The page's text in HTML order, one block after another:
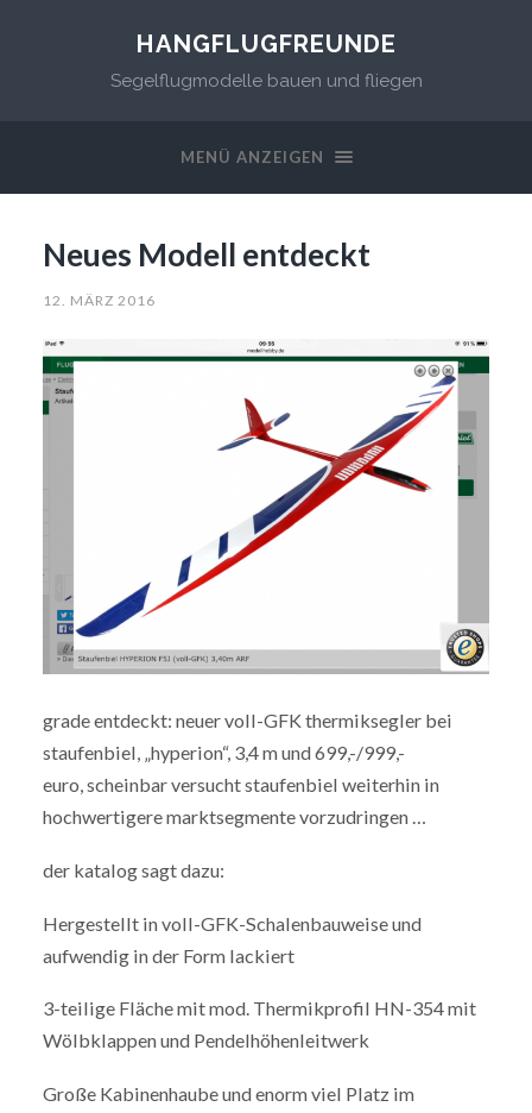
HANGFLUGFREUNDE
Segelflugmodelle bauen und fliegen
MENÜ ANZEIGEN
Neues Modell entdeckt
12. MÄRZ 2016
grade entdeckt: neuer voll-GFK thermiksegler bei
staufenbiel, „hyperion“, 3,4 m und 699,-/999,-
euro, scheinbar versucht staufenbiel weiterhin in
hochwertigere marktsegmente vorzudringen …
der katalog sagt dazu:
Hergestellt in voll-GFK-Schalenbauweise und
aufwendig in der Form lackiert
3-teilige Fläche mit mod. Thermikprofil HN-354 mit
Wölbklappen und Pendelhöhenleitwerk
Große Kabinenhaube und enorm viel Platz im